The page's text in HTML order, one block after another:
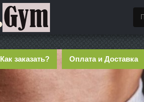
Как заказать? Оплата и Доставка